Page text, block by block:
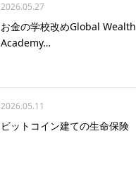
2026.05.27
お金の学校改めGlobal Wealth
Academy…
2026.05.11
ビットコイン建ての生命保険